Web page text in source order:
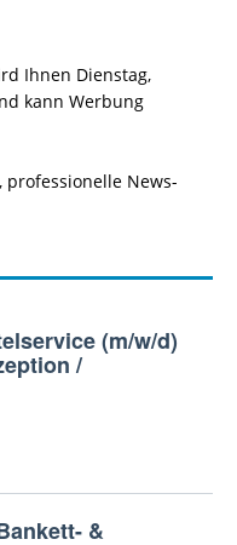
Ihnen Dienstag,
kann Werbung
professionelle News-